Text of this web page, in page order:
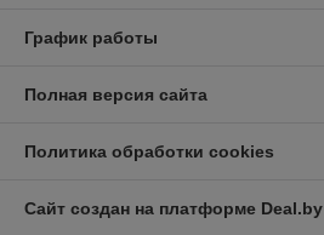
График работы
Полная версия сайта
Политика обработки cookies
Сайт создан на платформе Deal.by